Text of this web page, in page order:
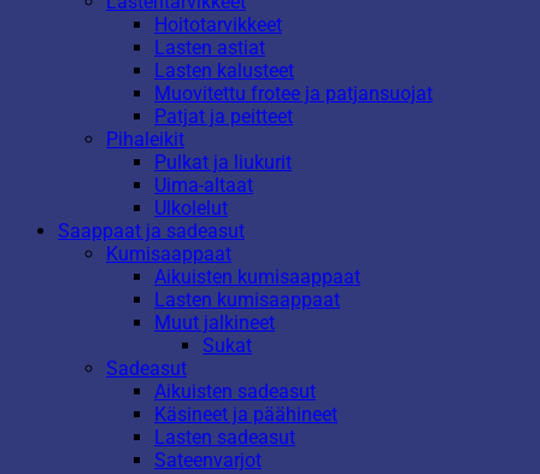
Hoitotarvikkeet
Lasten astiat
Lasten kalusteet
Muovitettu frotee ja patjansuojat
Patjat ja peitteet
Pihaleikit
Pulkat ja liukurit
Uima-altaat
Ulkolelut
Saappaat ja sadeasut
Kumisaappaat
Aikuisten kumisaappaat
Lasten kumisaappaat
Muut jalkineet
Sukat
Sadeasut
Aikuisten sadeasut
Käsineet ja päähineet
Lasten sadeasut
Sateenvarjot